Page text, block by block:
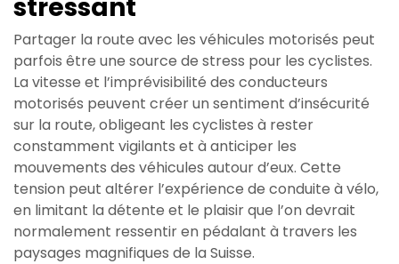
stressant
Partager la route avec les véhicules motorisés peut
parfois être une source de stress pour les cyclistes.
La vitesse et l’imprévisibilité des conducteurs
motorisés peuvent créer un sentiment d’insécurité
sur la route, obligeant les cyclistes à rester
constamment vigilants et à anticiper les
mouvements des véhicules autour d’eux. Cette
tension peut altérer l’expérience de conduite à vélo,
en limitant la détente et le plaisir que l’on devrait
normalement ressentir en pédalant à travers les
paysages magnifiques de la Suisse.